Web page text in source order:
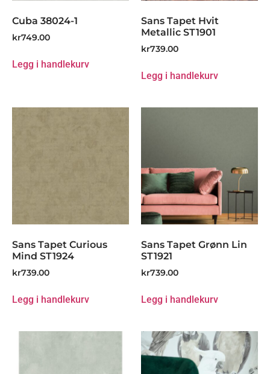
Cuba 38024-1
kr749.00
Legg i handlekurv
Sans Tapet Hvit
Metallic ST1901
kr739.00
Legg i handlekurv
Sans Tapet Curious
Mind ST1924
kr739.00
Legg i handlekurv
Sans Tapet Grønn Lin
ST1921
kr739.00
Legg i handlekurv